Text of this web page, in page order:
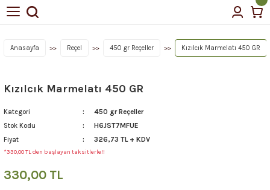
Yağı
Anasayfa Reçel 450 gr Reçeller Kızılcık Marmelatı 450 GR
Kızılcık Marmelatı 450 GR
Kategori 450 gr Reçeller
Stok Kodu H6JST7MFUE
Fiyat 326,73 TL + KDV
*330,00 TL den başlayan taksitlerle!!
330,00 TL